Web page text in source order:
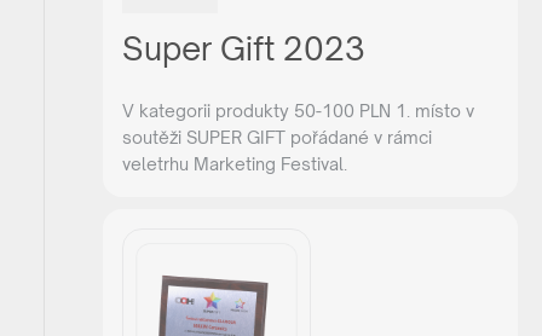
Super Gift 2023
V kategorii produkty 50-100 PLN 1. místo v
soutěži SUPER GIFT pořádané v rámci
veletrhu Marketing Festival.